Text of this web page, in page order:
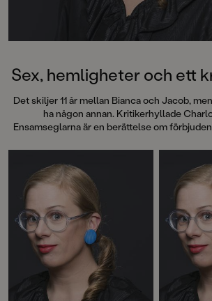
Sex, hemligheter och ett
Det skiljer 11 år mellan Bianca och Jacob,
ha någon annan. Kritikerhyllade
Ensamseglarna är en berättelse om